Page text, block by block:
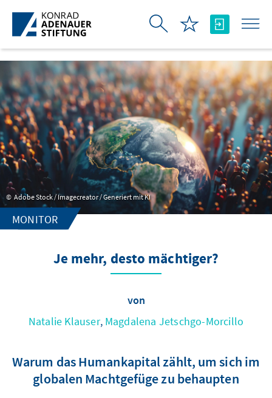
Zum Hauptinhalt springen
Adobe Stock / Imagecreator / Generiert mit KI
MONITOR
Je mehr, desto mächtiger?
von
Natalie Klauser, Magdalena Jetschgo-Morcillo
Warum das Humankapital zählt, um sich im
globalen Machtgefüge zu behaupten